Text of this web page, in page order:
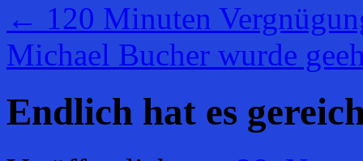
← 120 Minuten
Michael Bucher wurde
Endlich hat es